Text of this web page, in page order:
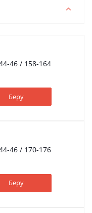
46 / 158-164
Беру
46 / 170-176
Беру